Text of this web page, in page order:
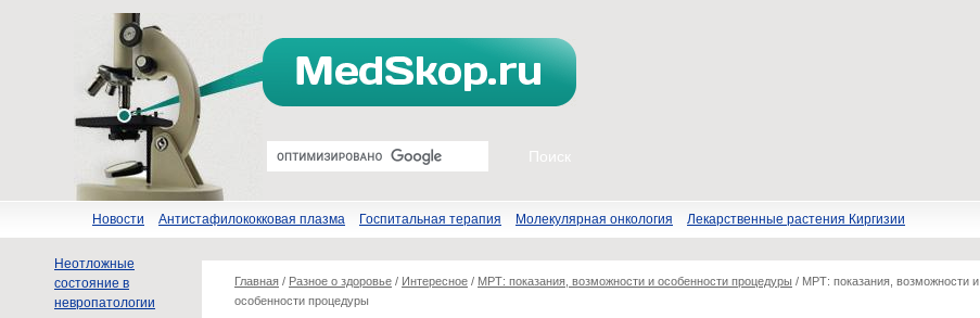
Новости Антистафилококковая плазма Госпитальная терапия Молекулярная онкология Лекарственные растения Киргизии
Неотложные
состояние в
невропатологии
Главная / Разное о здоровье / Интересное / МРТ: показания, возможности и особенности процедуры / МРТ: показания, возможности и
особенности процедуры